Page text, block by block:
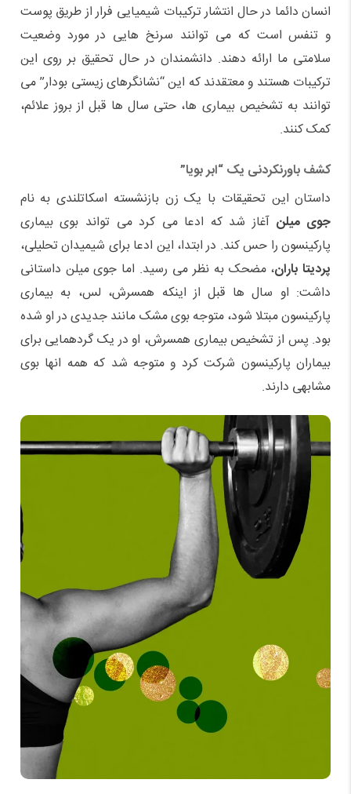
انسان دائما در حال انتشار ترکیبات شیمیایی فرار از طریق پوست
و تنفس است که می توانند سرنخ هایی در مورد وضعیت
سلامتی ما ارائه دهند. دانشمندان در حال تحقیق بر روی این
ترکیبات هستند و معتقدند که این “نشانگرهای زیستی بودار” می
توانند به تشخیص بیماری ها، حتی سال ها قبل از بروز علائم،
کمک کنند.
کشف باورنکردنی یک “ابر بویا”
داستان این تحقیقات با یک زن بازنشسته اسکاتلندی به نام
جوی میلن آغاز شد که ادعا می کرد می تواند بوی بیماری
پارکینسون را حس کند. در ابتدا، این ادعا برای شیمیدان تحلیلی،
پردیتا باران، مضحک به نظر می رسید. اما جوی میلن داستانی
داشت: او سال ها قبل از اینکه همسرش، لس، به بیماری
پارکینسون مبتلا شود، متوجه بوی مشک مانند جدیدی در او شده
بود. پس از تشخیص بیماری همسرش، او در یک گردهمایی برای
بیماران پارکینسون شرکت کرد و متوجه شد که همه انها بوی
مشابهی دارند.